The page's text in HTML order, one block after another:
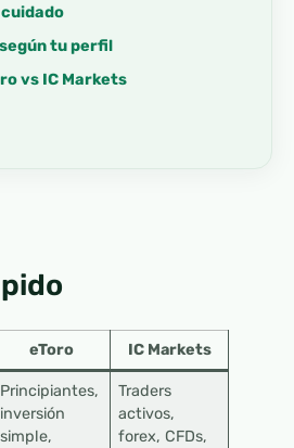
tu perfil
vs IC Markets
eToro IC Markets
Principiantes,
inversión
simple,
Traders
activos,
forex, CFDs,